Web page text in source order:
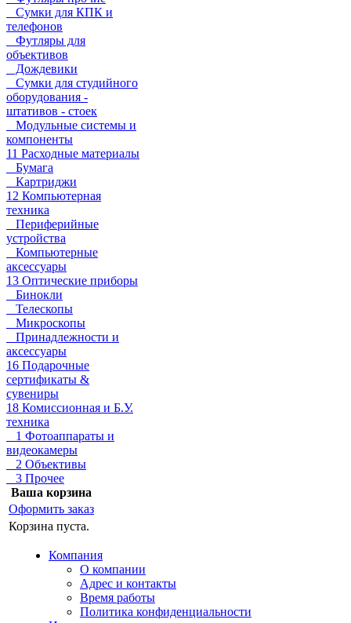
Сумки для КПК и
телефонов
Футляры для
объективов
Дождевики
Сумки для студийного
оборудования -
штативов - стоек
Модульные системы и
компоненты
11 Расходные материалы
Бумага
Картриджи
12 Компьютерная
техника
Периферийные
устройства
Компьютерные
аксессуары
13 Оптические приборы
Бинокли
Телескопы
Микроскопы
Принадлежности и
аксессуары
16 Подарочные
сертификаты &
сувениры
18 Комиссионная и Б.У.
техника
1 Фотоаппараты и
видеокамеры
2 Объективы
3 Прочее
Ваша корзина
Оформить заказ
Корзина пуста.
Компания
О компании
Адрес и контакты
Время работы
Политика конфиденциальности